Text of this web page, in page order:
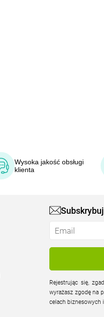
Wysoka jakość obsługi
klienta
Rejestrując się,
wyrażasz zgodę na
celach biznesowych